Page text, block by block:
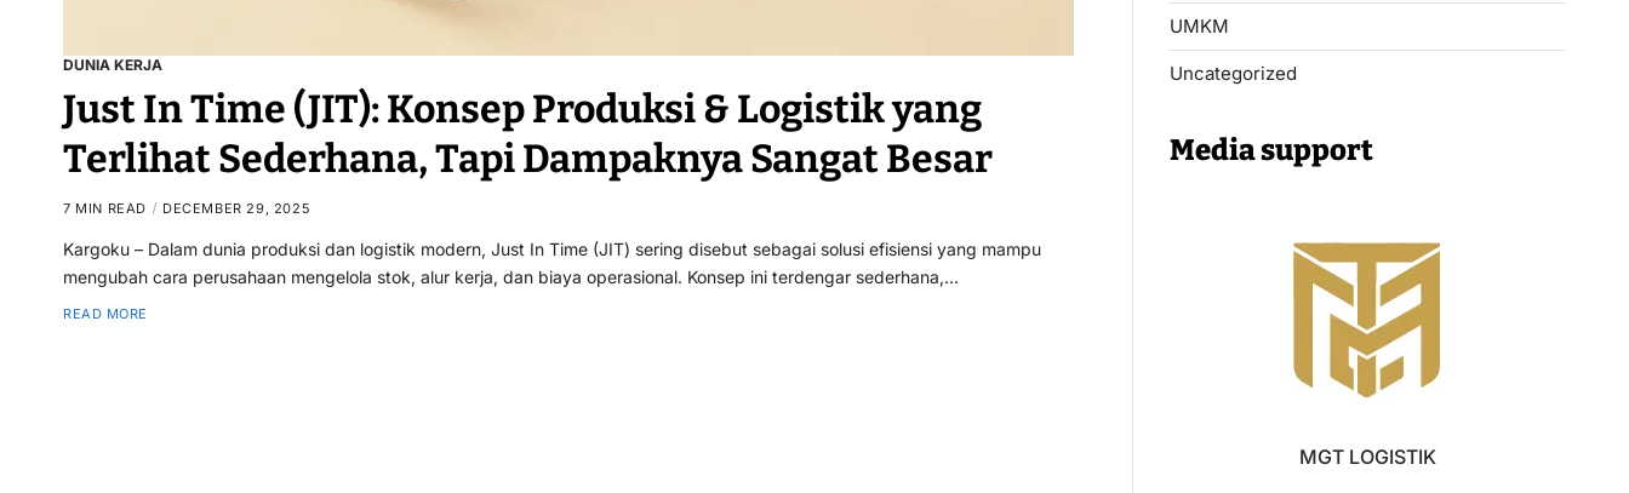
DUNIA KERJA
Just In Time (JIT): Konsep Produksi & Logistik yang
Terlihat Sederhana, Tapi Dampaknya Sangat Besar
7 MIN READ DECEMBER 29, 2025
Kargoku – Dalam dunia produksi dan logistik modern, Just In Time (JIT) sering disebut sebagai solusi efisiensi yang mampu
mengubah cara perusahaan mengelola stok, alur kerja, dan biaya operasional. Konsep ini terdengar sederhana,…
READ MORE
UMKM
Uncategorized
Media support
MGT LOGISTIK